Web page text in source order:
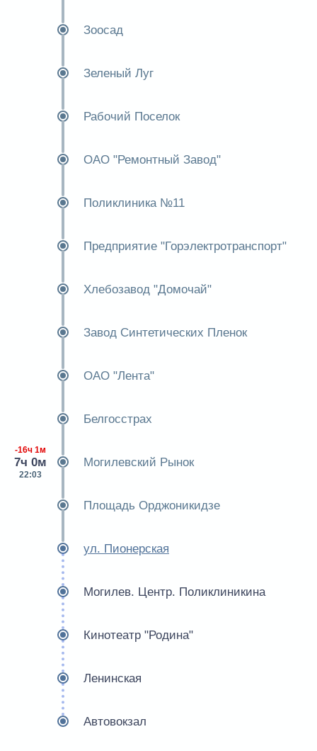
Зоосад
Зеленый Луг
Рабочий Поселок
ОАО "Ремонтный Завод"
Поликлиника №11
Предприятие "Горэлектротранспорт"
Хлебозавод "Домочай"
Завод Синтетических Пленок
ОАО "Лента"
Белгосстрах
-16ч 1м
7ч 0м
22:03
Могилевский Рынок
Площадь Орджоникидзе
ул. Пионерская
Могилев. Центр. Поликлиникина
Кинотеатр "Родина"
Ленинская
Автовокзал